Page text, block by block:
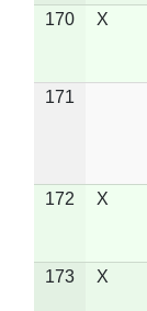
170
X
171
172 X
173 X